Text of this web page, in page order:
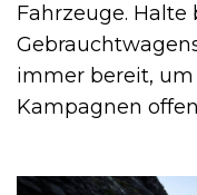
Fahrzeuge. Halte
immer bereit,
Kampagnen